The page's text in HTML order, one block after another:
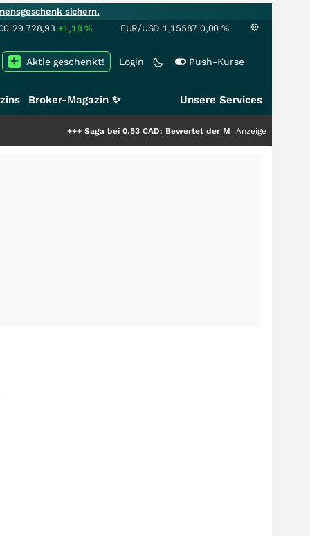
sichern.
29.728,93 +1,18% EUR/USD 1,15587 0,00 %
Login Push-Kurse
Aktie geschenkt!
Broker-Magazin ✨ Unsere Services
Saga bei 0,53 CAD: Bewertet der Markt noch immer nur die
Anzeige